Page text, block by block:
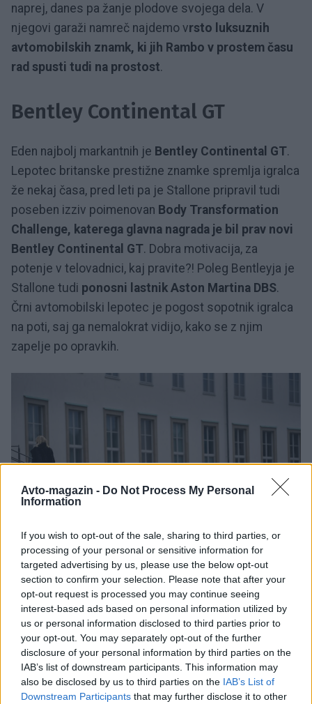
Avto-magazin - Do Not Process My Personal
Information
If you wish to opt-out of the sale, sharing to third parties, or
processing of your personal or sensitive information for
targeted advertising by us, please use the below opt-out
section to confirm your selection. Please note that after your
opt-out request is processed you may continue seeing
interest-based ads based on personal information utilized by
us or personal information disclosed to third parties prior to
your opt-out. You may separately opt-out of the further
disclosure of your personal information by third parties on the
IAB’s list of downstream participants. This information may
also be disclosed by us to third parties on the IAB’s List of
Downstream Participants that may further disclose it to other
naprej, danes pa žanje plodove svojega dela. V
njegovi garaži namreč najdemo vrsto luksuznih
avtomobilskih znamk, ki jih Rambo v prostem času
rad spusti tudi na prostost.
Bentley Continental GT
Eden najbolj markantnih je Bentley Continental GT.
Lepotec britanske prestižne znamke spremlja igralca
že nekaj časa, pred leti pa je Stallone pripravil tudi
poseben izziv poimenovan Body Transformation
Challenge, katerega glavna nagrada je bil prav novi
Bentley Continental GT. Dobra motivacija, za
potenje v telovadnici, kaj pravite?! Poleg Bentleyja je
Stallone tudi ponosni lastnik Aston Martina DBS.
Črni avtomobilski lepotec je pogost sopotnik igralca
na poti, saj ga nemalokrat vidijo, kako se z njim
zapelje po opravkih.
3 / 5
Profimedia
Ferrari 599 GTB Fiorano
Poleg prestižnih avtomobilskih znamk z Otoka, pa
Stallone prisega tudi na svoje italijanske korenine.